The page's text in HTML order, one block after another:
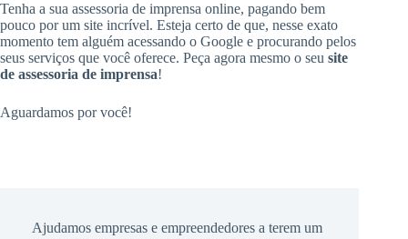
Tenha a sua assessoria de imprensa online, pagando bem
pouco por um site incrível. Esteja certo de que, nesse exato
momento tem alguém acessando o Google e procurando pelos
seus serviços que você oferece. Peça agora mesmo o seu site
de assessoria de imprensa!
Aguardamos por você!
Ajudamos empresas e empreendedores a terem um